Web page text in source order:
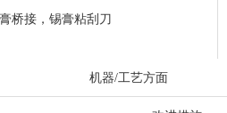
桥接，锡膏粘刮刀
机器/工艺方面